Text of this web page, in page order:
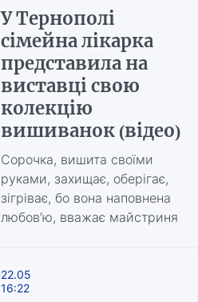
У Тернополі
сімейна лікарка
представила на
виставці свою
колекцію
вишиванок (відео)
Сорочка, вишита своїми
руками, захищає, оберігає,
зігріває, бо вона наповнена
любов’ю, вважає майстриня
22.05
16:22